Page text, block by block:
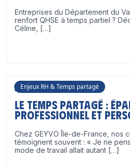
Entreprises du Département du
renfort QHSE à temps partiel ?
Céline, […]
Enjeux RH & Temps partagé
17 juillet 2025 Geyvo
Le temps partagé :
professionnel ET
Chez GEYVO Île-de-France, nos
témoignent souvent : « Je ne
mode de travail allait autant […]